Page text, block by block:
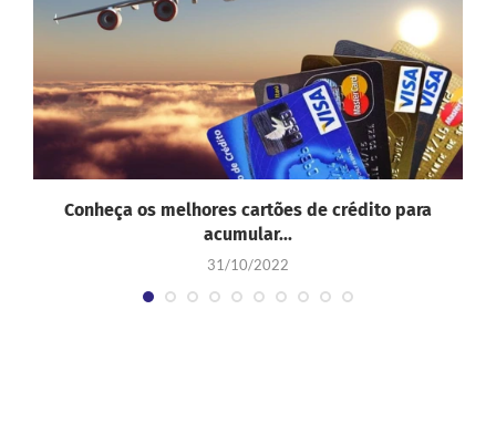
Conheça os melhores cartões de crédito para
acumular...
31/10/2022